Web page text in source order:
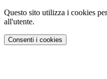
Questo sito utilizza i cookies
all'utente.
Consenti i cookies